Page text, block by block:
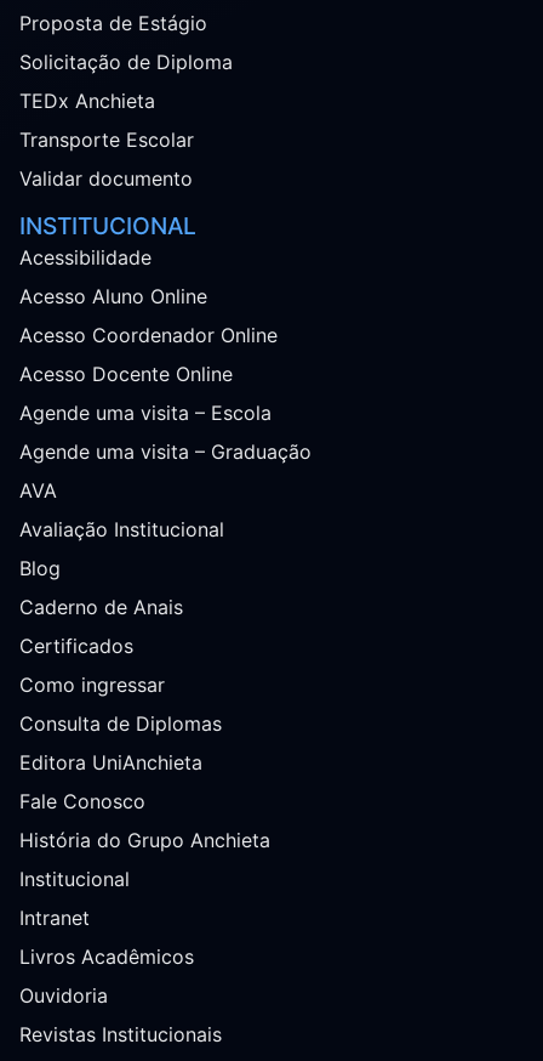
Proposta de Estágio
Solicitação de Diploma
TEDx Anchieta
Transporte Escolar
Validar documento
INSTITUCIONAL
Acessibilidade
Acesso Aluno Online
Acesso Coordenador Online
Acesso Docente Online
Agende uma visita – Escola
Agende uma visita – Graduação
AVA
Avaliação Institucional
Blog
Caderno de Anais
Certificados
Como ingressar
Consulta de Diplomas
Editora UniAnchieta
Fale Conosco
História do Grupo Anchieta
Institucional
Intranet
Livros Acadêmicos
Ouvidoria
Revistas Institucionais